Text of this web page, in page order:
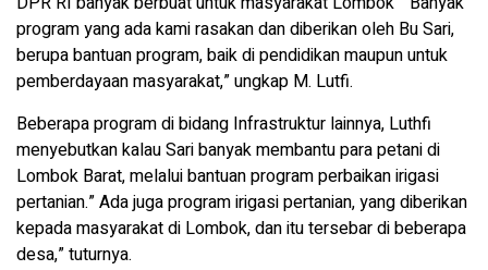
program yang ada kami rasakan dan diberikan oleh Bu Sari,
berupa bantuan program, baik di pendidikan maupun untuk
pemberdayaan masyarakat,” ungkap M. Lutfi.
Beberapa program di bidang Infrastruktur lainnya, Luthfi
menyebutkan kalau Sari banyak membantu para petani di
Lombok Barat, melalui bantuan program perbaikan irigasi
pertanian.” Ada juga program irigasi pertanian, yang diberikan
kepada masyarakat di Lombok, dan itu tersebar di beberapa
desa,” tuturnya.